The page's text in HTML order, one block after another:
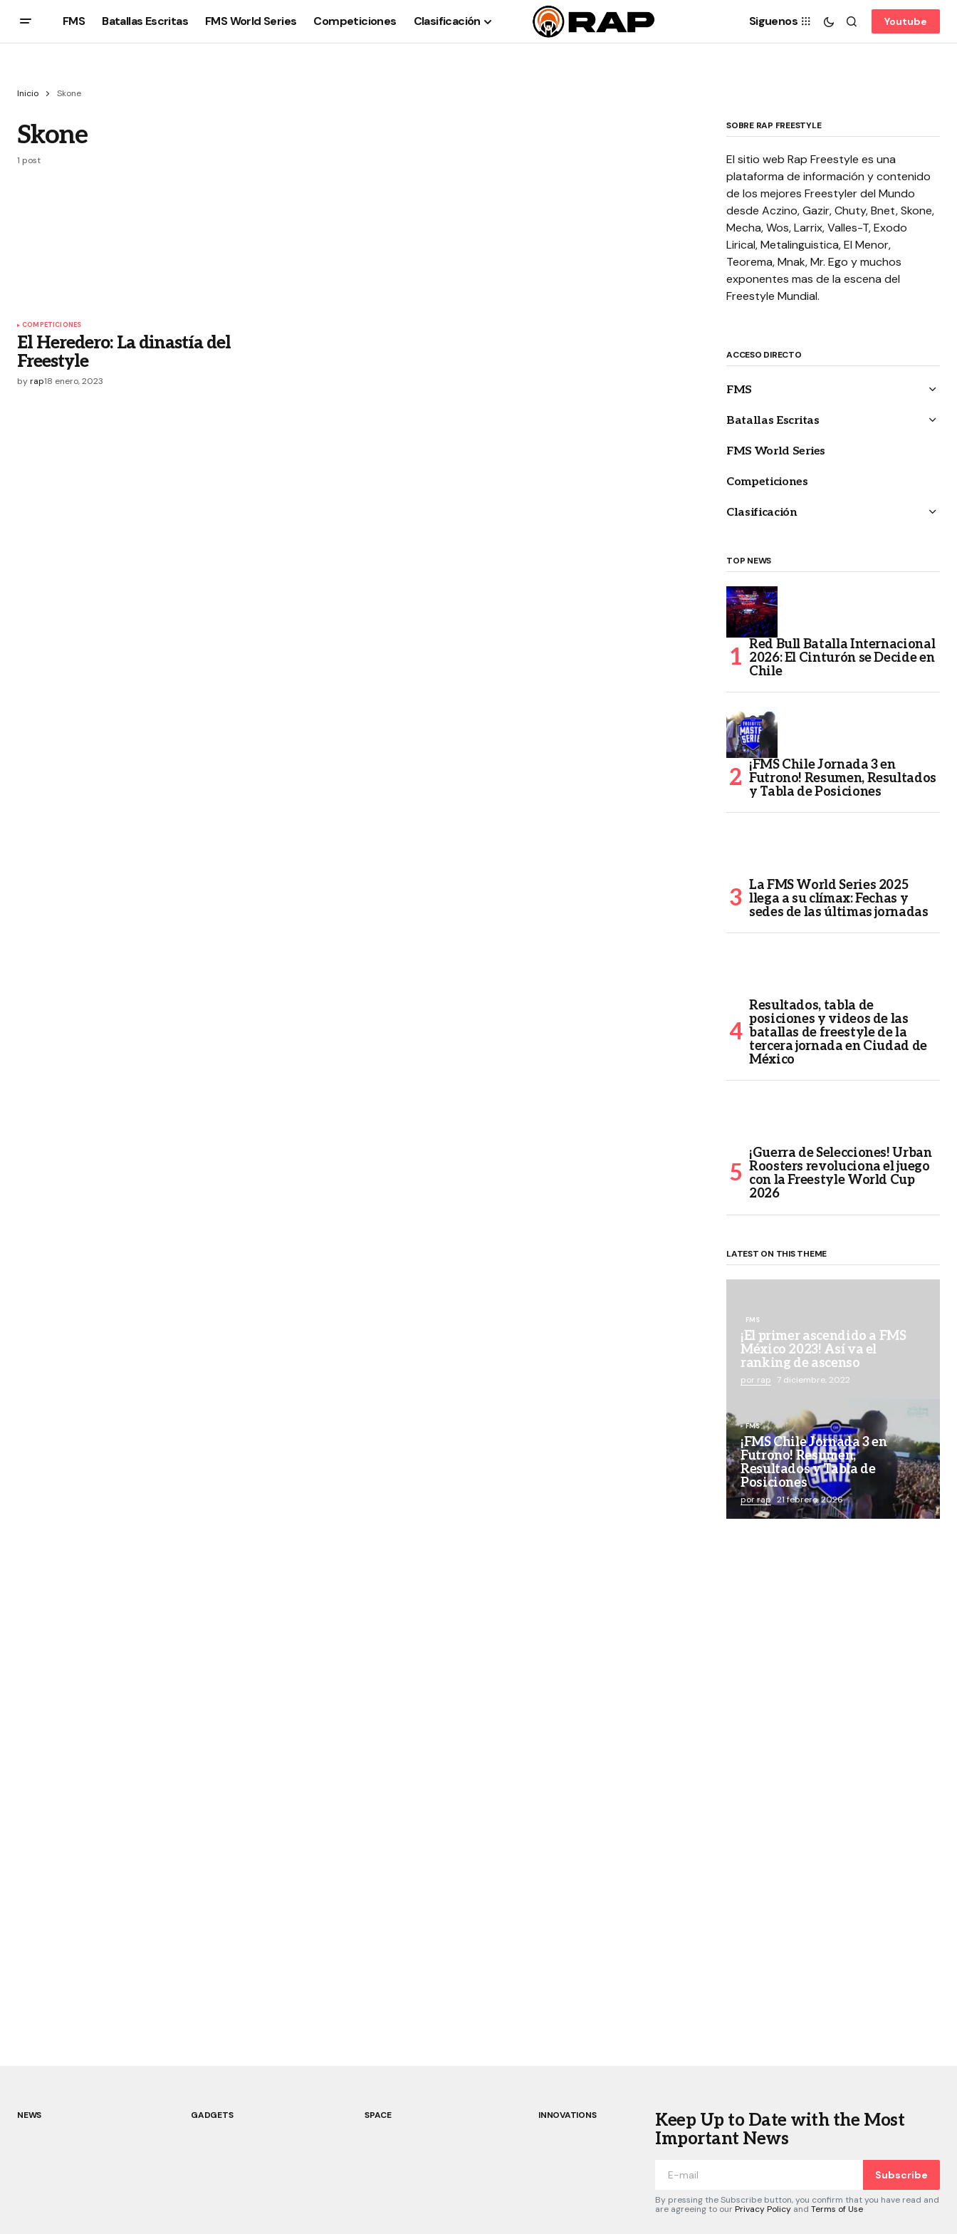
FMS Batallas Escritas FMS World Series Competiciones Clasificación Siguenos Youtube
Inicio Skone
Skone
1 post
COMPETICIONES
El Heredero: La dinastía del
Freestyle
byrap18 enero, 2023
SOBRE RAP FREESTYLE
El sitio web Rap Freestyle es una
plataforma de información y contenido
de los mejores Freestyler del Mundo
desde Aczino, Gazir, Chuty, Bnet, Skone,
Mecha, Wos, Larrix, Valles-T, Exodo
Lirical, Metalinguistica, El Menor,
Teorema, Mnak, Mr. Ego y muchos
exponentes mas de la escena del
Freestyle Mundial.
ACCESO DIRECTO
FMS
Batallas Escritas
FMS World Series
Competiciones
Clasificación
TOP NEWS
Red Bull Batalla Internacional
2026: El Cinturón se Decide en
Chile
¡FMS Chile Jornada 3 en
Futrono! Resumen, Resultados
y Tabla de Posiciones
La FMS World Series 2025
llega a su clímax: Fechas y
sedes de las últimas jornadas
Resultados, tabla de
posiciones y videos de las
batallas de freestyle de la
tercera jornada en Ciudad de
México
¡Guerra de Selecciones! Urban
Roosters revoluciona el juego
con la Freestyle World Cup
2026
LATEST ON THIS THEME
FMS
¡El primer ascendido a FMS
México 2023! Así va el
ranking de ascenso
por rap 7 diciembre, 2022
FMS
¡FMS Chile Jornada 3 en
Futrono! Resumen,
Resultados y Tabla de
Posiciones
por rap 21 febrero, 2026
NEWS GADGETS SPACE INNOVATIONS
Keep Up to Date with the Most
Important News
Subscribe
By pressing the Subscribe button, you confirm that you have read and
are agreeing to ourPrivacy Policy and Terms of Use